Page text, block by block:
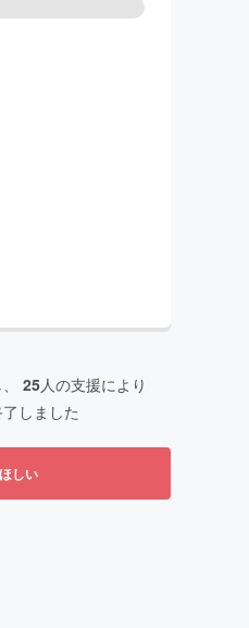
25人の支援により
しました
しい